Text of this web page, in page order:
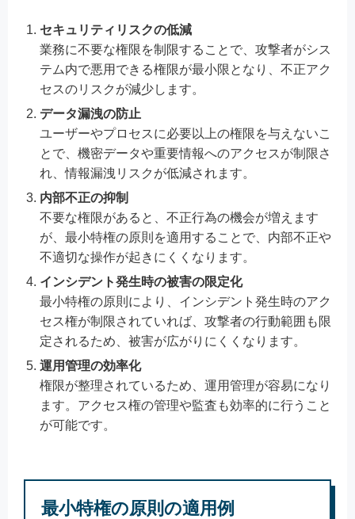
セキュリティリスクの低減
業務に不要な権限を制限することで、攻撃者がシス
テム内で悪用できる権限が最小限となり、不正アク
セスのリスクが減少します。
データ漏洩の防止
ユーザーやプロセスに必要以上の権限を与えないこ
とで、機密データや重要情報へのアクセスが制限さ
れ、情報漏洩リスクが低減されます。
内部不正の抑制
不要な権限があると、不正行為の機会が増えます
が、最小特権の原則を適用することで、内部不正や
不適切な操作が起きにくくなります。
インシデント発生時の被害の限定化
最小特権の原則により、インシデント発生時のアク
セス権が制限されていれば、攻撃者の行動範囲も限
定されるため、被害が広がりにくくなります。
運用管理の効率化
権限が整理されているため、運用管理が容易になり
ます。アクセス権の管理や監査も効率的に行うこと
が可能です。
最小特権の原則の適用例